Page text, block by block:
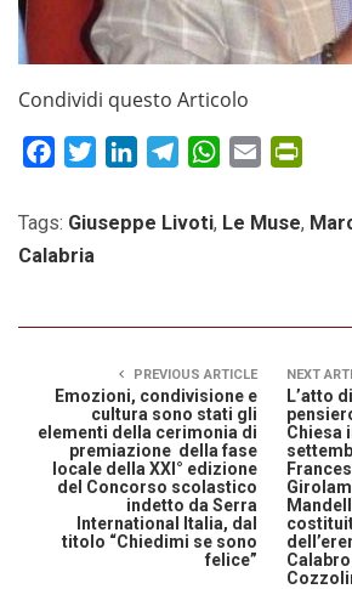
Condividi questo Articolo
FacebookTwitterLinkedInTelegramWhatsApp
Email
Tags: Giuseppe Livoti, Le Muse,
Calabria
PREVIOUS ARTICLE
Emozioni, condivisione e
cultura sono stati gli
elementi della cerimonia di
premiazione della fase
locale della XXI° edizione
del Concorso scolastico
indetto da Serra
International Italia, dal
titolo “Chiedimi se sono
felice”
NEXT
L’atto
Chiesa